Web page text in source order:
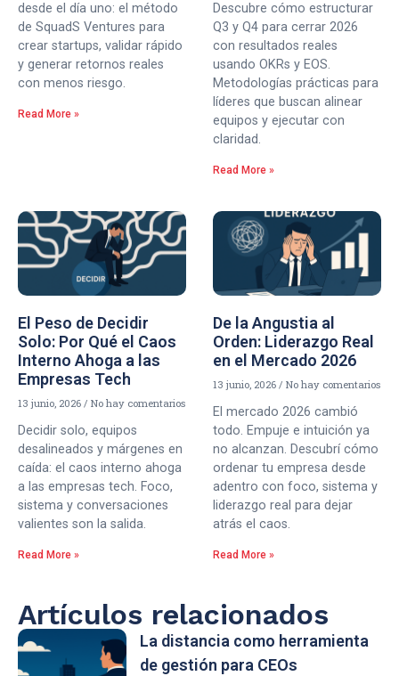
desde el día uno: el método
de SquadS Ventures para
crear startups, validar rápido
y generar retornos reales
con menos riesgo.
Read More »
Descubre cómo estructurar
Q3 y Q4 para cerrar 2026
con resultados reales
usando OKRs y EOS.
Metodologías prácticas para
líderes que buscan alinear
equipos y ejecutar con
claridad.
Read More »
El Peso de Decidir
Solo: Por Qué el Caos
Interno Ahoga a las
Empresas Tech
13 junio, 2026 No hay comentarios
Decidir solo, equipos
desalineados y márgenes en
caída: el caos interno ahoga
a las empresas tech. Foco,
sistema y conversaciones
valientes son la salida.
Read More »
De la Angustia al
Orden: Liderazgo Real
en el Mercado 2026
13 junio, 2026 No hay comentarios
El mercado 2026 cambió
todo. Empuje e intuición ya
no alcanzan. Descubrí cómo
ordenar tu empresa desde
adentro con foco, sistema y
liderazgo real para dejar
atrás el caos.
Read More »
Artículos relacionados
La distancia como herramienta
de gestión para CEOs